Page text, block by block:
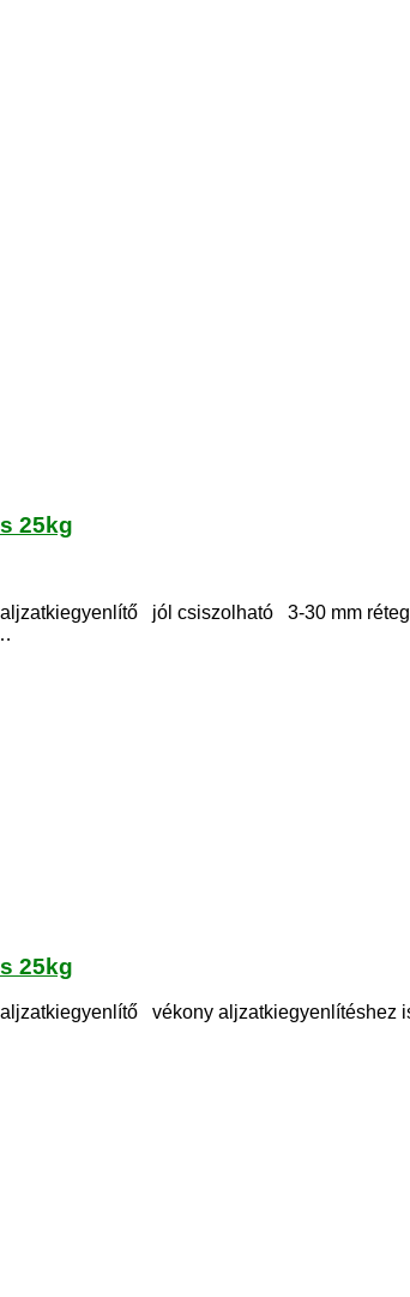
25kg
jól csiszolható 3-30 mm
25kg
vékony